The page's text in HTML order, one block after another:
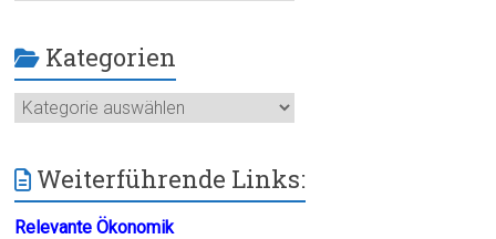
Kategorien
Kategorien
Weiterführende Links:
Relevante Ökonomik